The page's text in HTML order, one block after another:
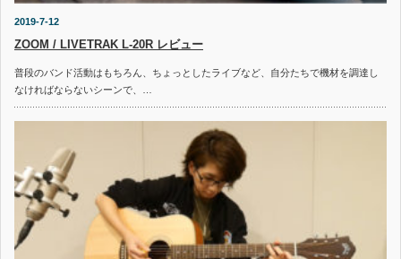
2019-7-12
ZOOM / LIVETRAK L-20R レビュー
普段のバンド活動はもちろん、ちょっとしたライブなど、自分たちで機材を調達し
なければならないシーンで、…